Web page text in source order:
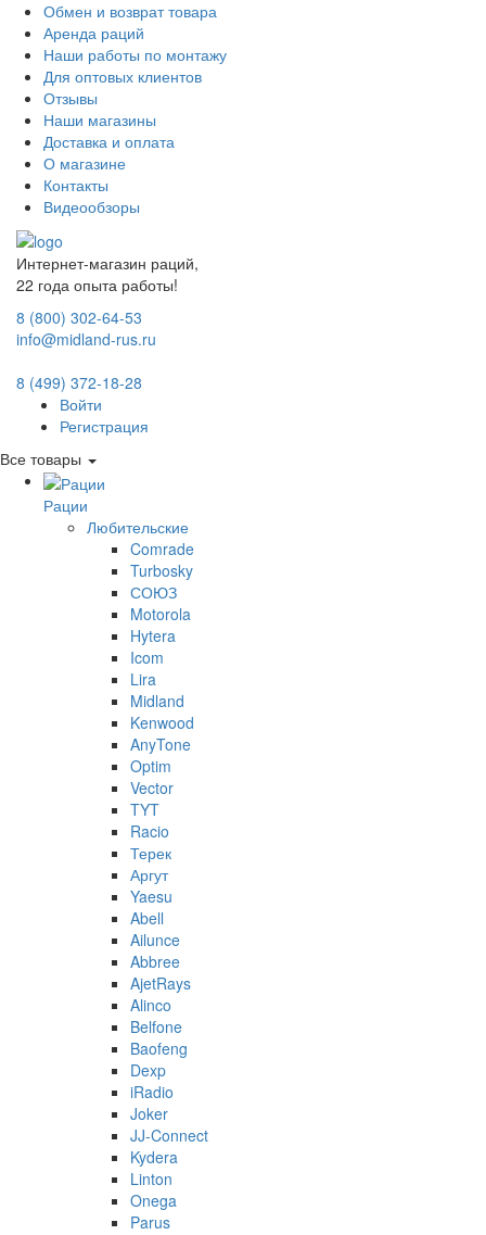
Обмен и возврат товара
Аренда раций
Наши работы по монтажу
Для оптовых клиентов
Отзывы
Наши магазины
Доставка и оплата
О магазине
Контакты
Видеообзоры
Интернет-магазин раций,
22 года опыта работы!
8 (800) 302-64-53
info@midland-rus.ru
8 (499) 372-18-28
Войти
Регистрация
Все товары
Рации
Любительские
Comrade
Turbosky
СОЮЗ
Motorola
Hytera
Icom
Lira
Midland
Kenwood
AnyTone
Optim
Vector
TYT
Racio
Терек
Аргут
Yaesu
Abell
Ailunce
Abbree
AjetRays
Alinco
Belfone
Baofeng
Dexp
iRadio
Joker
JJ-Connect
Kydera
Linton
Onega
Parus